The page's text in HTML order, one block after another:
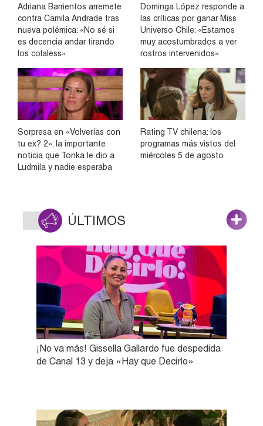
Adriana Barrientos arremete
contra Camila Andrade tras
nueva polémica: «No sé si
es decencia andar tirando
los colaless»
Dominga López responde a
las críticas por ganar Miss
Universo Chile: «Estamos
muy acostumbrados a ver
rostros intervenidos»
Sorpresa en «Volverías con
tu ex? 2»: la importante
noticia que Tonka le dio a
Ludmila y nadie esperaba
Rating TV chilena: los
programas más vistos del
miércoles 5 de agosto
ÚLTIMOS
¡No va más! Gissella Gallardo fue despedida
de Canal 13 y deja «Hay que Decirlo»